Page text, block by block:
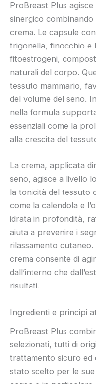
ProBreast Plus
sinergico combinando
crema. Le capsule
trigonella, finocchio e
fitoestrogeni,
naturali del corpo.
tessuto mammario,
del volume del seno.
nella formula
essenziali come la
alla crescita del
La crema, applicata
seno, agisce a livello
la tonicità del tessuto
come la calendola e
idrata in profondità,
aiuta a prevenire i
rilassamento cutaneo.
crema consente di
dall’interno che
risultati.
Ingredienti e principi
ProBreast Plus
selezionati, tutti di
trattamento sicuro ed
stato scelto per le